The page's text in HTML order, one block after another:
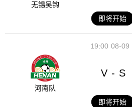
无锡吴钩
即将开始
08-09
19:00
河南队
V - S
即将开始